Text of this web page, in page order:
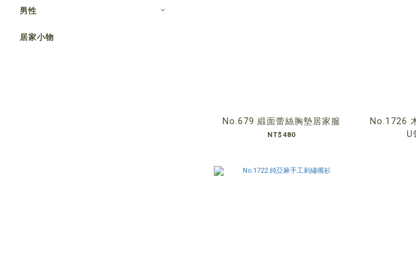
男性
居家小物
No.679 緞面蕾絲胸墊居家服
NT$480
No.1726
U